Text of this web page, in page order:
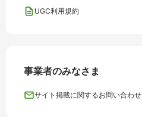
UGC利用規約
事業者のみなさま
サイト掲載に関するお問い合わせ